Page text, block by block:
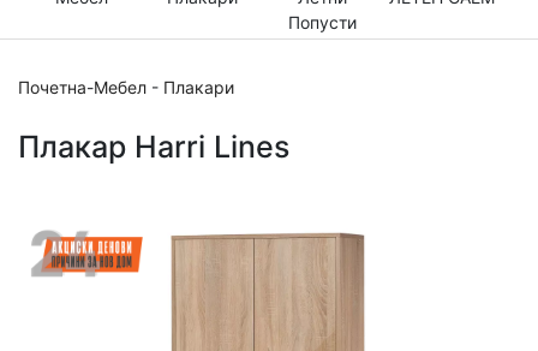
Попусти
Почетна-Мебел - Плакари
Плакар Harri Lines